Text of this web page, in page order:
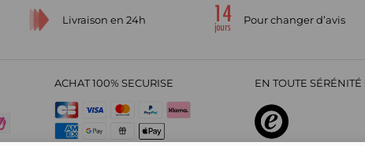
Livraison en 24h Pour changer d’avis
ACHAT 100% SECURISE EN TOUTE SÉRÉNITÉ